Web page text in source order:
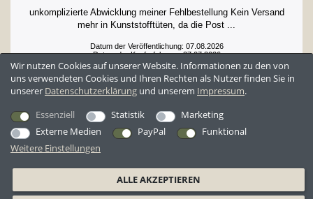
unkomplizierte Abwicklung meiner Fehlbestellung Kein Versand
mehr in Kunststofftüten, da die Post ...
Datum der Veröffentlichung: 07.08.2026
Datum der Kauferfahrung: 27.07.2026
Wir nutzen Cookies auf unserer Website. Informationen zu den von
uns verwendeten Cookies und Ihren Rechten als Nutzer finden Sie in
unserer Daten­schutz­erklärung und unserem Impressum.
Essenziell
Statistik
Marketing
Externe Medien
PayPal
Funktional
Weitere Einstellungen
ALLE AKZEPTIEREN
AGB Datenschutzerklärung Widerrufsrecht Widerrufsformular